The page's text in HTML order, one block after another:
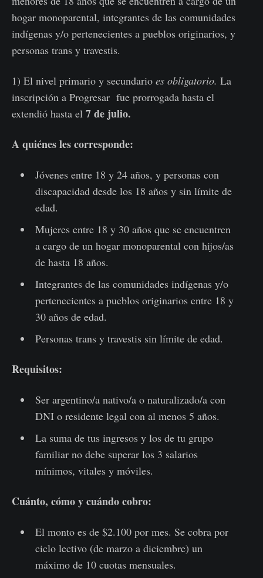
hogar monoparental, integrantes de las comunidades
indígenas y/o pertenecientes a pueblos originarios, y
personas trans y travestis.
1) El nivel primario y secundario es obligatorio. La
inscripción a Progresar fue prorrogada hasta el
extendió hasta el 7 de julio.
A quiénes les corresponde:
Jóvenes entre 18 y 24 años, y personas con
discapacidad desde los 18 años y sin límite de
edad.
Mujeres entre 18 y 30 años que se encuentren
a cargo de un hogar monoparental con hijos/as
de hasta 18 años.
Integrantes de las comunidades indígenas y/o
pertenecientes a pueblos originarios entre 18 y
30 años de edad.
Personas trans y travestis sin límite de edad.
Requisitos:
Ser argentino/a nativo/a o naturalizado/a con
DNI o residente legal con al menos 5 años.
La suma de tus ingresos y los de tu grupo
familiar no debe superar los 3 salarios
mínimos, vitales y móviles.
Cuánto, cómo y cuándo cobro:
El monto es de $2.100 por mes. Se cobra por
ciclo lectivo (de marzo a diciembre) un
máximo de 10 cuotas mensuales.